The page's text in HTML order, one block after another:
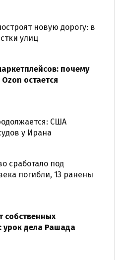
новую дорогу: в
улиц
почему
остается
США
у Ирана
сработало под
погибли, 13 ранены
собственных
урок дела Рашада